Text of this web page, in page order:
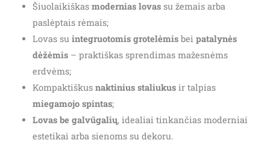
Šiuolaikiškas modernias lovassu žemais arba
paslėptais rėmais;
Lovas su integruotomis grotelėmisbei patalynės
dėžėmis– praktiškas sprendimas mažesnėms
erdvėms;
Kompaktiškus naktinius staliukusir talpias
miegamojo spintas;
Lovas be galvūgalių, idealiai tinkančias moderniai
estetikai arba sienoms su dekoru.